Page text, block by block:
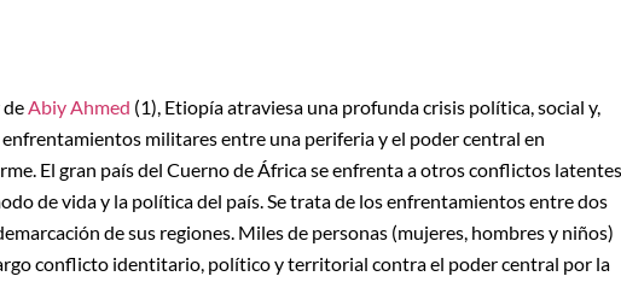
deAbiy Ahmed (1), Etiopía atraviesa una profunda crisis política, social y,
militares entre una periferia y el poder central en
El gran país del Cuerno de África se enfrenta a otros conflictos latentes
de vida y la política del país. Se trata de los enfrentamientos entre dos
de sus regiones. Miles de personas (mujeres, hombres y niños)
conflicto identitario, político y territorial contra el poder central por la